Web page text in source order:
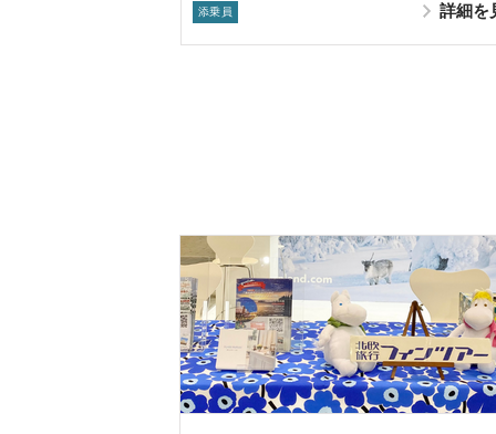
添乗員 詳細を